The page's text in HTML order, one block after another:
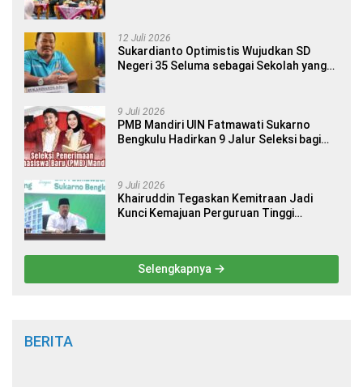
12 Juli 2026
Sukardianto Optimistis Wujudkan SD
Negeri 35 Seluma sebagai Sekolah yang
9 Juli 2026
PMB Mandiri UIN Fatmawati Sukarno
Bengkulu Hadirkan 9 Jalur Seleksi bagi
9 Juli 2026
Khairuddin Tegaskan Kemitraan Jadi
Kunci Kemajuan Perguruan Tinggi
Selengkapnya
BERITA